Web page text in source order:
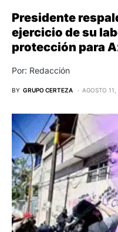
Presidente
ejercicio de su
protección para
Por: Redacción
BY GRUPO CERTEZA AGOSTO 11,